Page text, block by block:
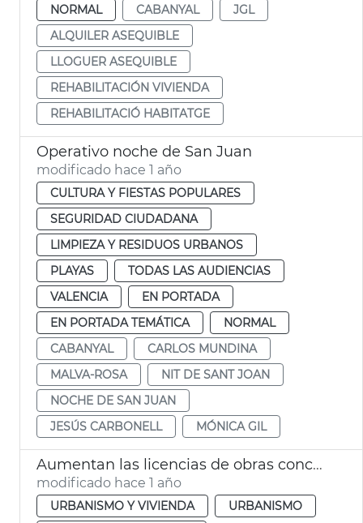
NORMAL
CABANYAL
JGL
ALQUILER ASEQUIBLE
LLOGUER ASEQUIBLE
REHABILITACIÓN VIVIENDA
REHABILITACIÓ HABITATGE
Operativo noche de San Juan
modificado hace 1 año
CULTURA Y FIESTAS POPULARES
SEGURIDAD CIUDADANA
LIMPIEZA Y RESIDUOS URBANOS
PLAYAS
TODAS LAS AUDIENCIAS
VALENCIA
EN PORTADA
EN PORTADA TEMÁTICA
NORMAL
CABANYAL
CARLOS MUNDINA
MALVA-ROSA
NIT DE SANT JOAN
NOCHE DE SAN JUAN
JESÚS CARBONELL
MÓNICA GIL
Aumentan las licencias de obras concedidas en el Cabanyal
modificado hace 1 año
URBANISMO Y VIVIENDA
URBANISMO